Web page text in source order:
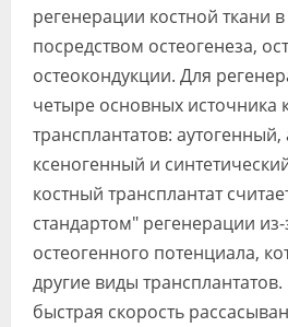
регенерации костной ткани
посредством остеогенеза,
остеокондукции. Для
четыре основных источника
трансплантатов:
ксеногенный и
костный трансплантат
стандартом" регенерации из-
остеогенного потенциала,
другие виды
быстрая скорость